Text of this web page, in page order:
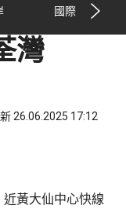
國際
灣
26.06.2025 17:12
黃大仙中心快線